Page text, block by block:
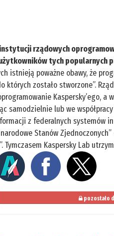
rządowych
tych popularnych
istnieją poważne obawy, że
których zostało stworzone”.
Kaspersky’ego, a
samodzielnie lub we
z federalnych systemów
Stanów
Tymczasem Kaspersky Lab
pozostało